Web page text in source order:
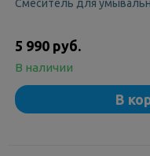
Смеситель для
5 990 руб.
В наличии
В